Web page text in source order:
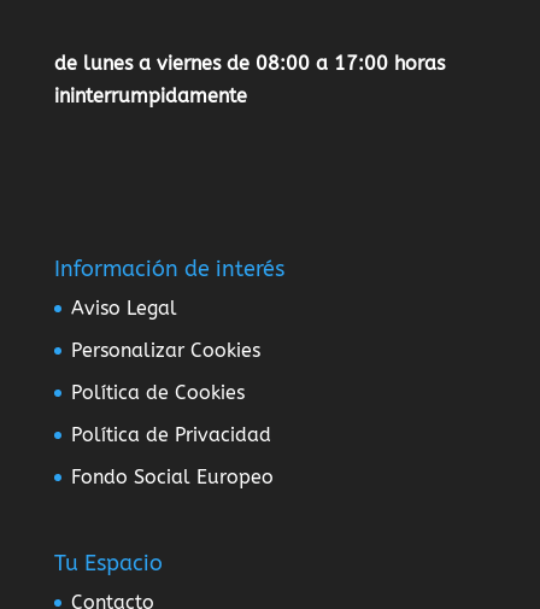
de lunes a viernes de 08:00 a 17:00 horas
ininterrumpidamente
Información de interés
Aviso Legal
Personalizar Cookies
Política de Cookies
Política de Privacidad
Fondo Social Europeo
Tu Espacio
Contacto